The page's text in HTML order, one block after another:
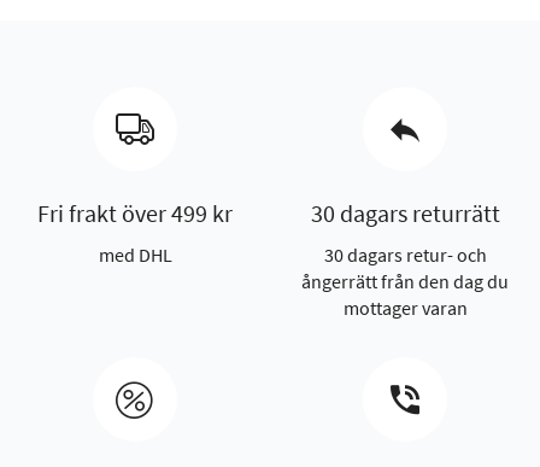
Fri frakt över 499 kr
med DHL
30 dagars returrätt
30 dagars retur- och
ångerrätt från den dag du
mottager varan